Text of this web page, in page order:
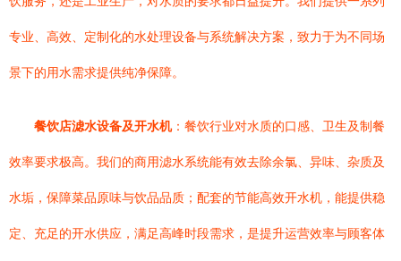
专业、高效、定制化的水处理设备与系统解决方案，致力于为不同场
景下的用水需求提供纯净保障。
餐饮店滤水设备及开水机：餐饮行业对水质的口感、卫生及制餐
效率要求极高。我们的商用滤水系统能有效去除余氯、异味、杂质及
水垢，保障菜品原味与饮品品质；配套的节能高效开水机，能提供稳
定、充足的开水供应，满足高峰时段需求，是提升运营效率与顾客体